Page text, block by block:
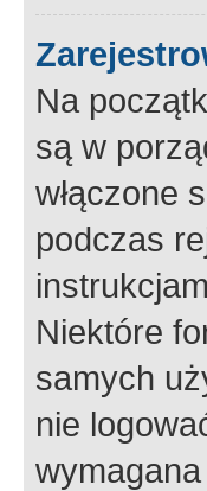
Na
są w
włączone
podczas
Niektóre
samych
nie